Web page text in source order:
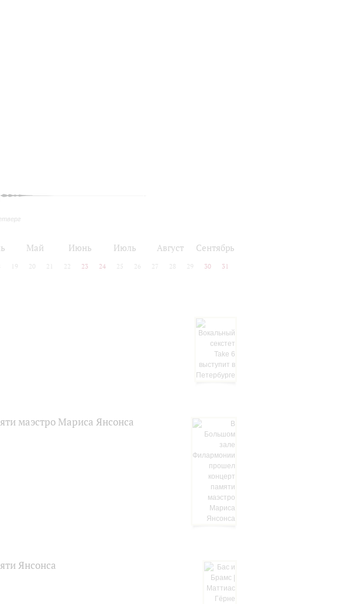
Май Июнь Июль Август Сентябрь
19 20 21 22 23 24 25 26 27 28 29 30 31
маэстро Мариса Янсонса
Янсонса